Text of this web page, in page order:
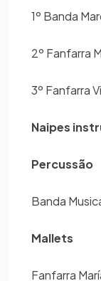
1º Banda
2º Fanfarra
3º Fanfarra
Naipes
Percussão
Banda
Mallets
Fanfarra